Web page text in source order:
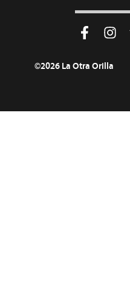
©2026 La Otra Orilla